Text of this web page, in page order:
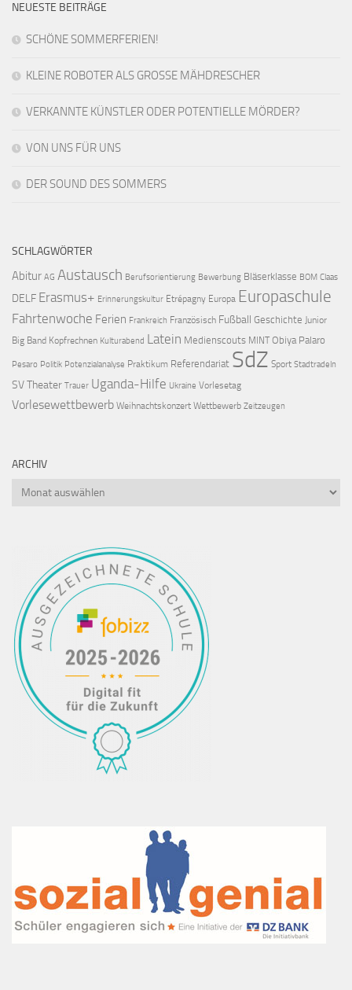
NEUESTE BEITRÄGE
SCHÖNE SOMMERFERIEN!
KLEINE ROBOTER ALS GROSSE MÄHDRESCHER
VERKANNTE KÜNSTLER ODER POTENTIELLE MÖRDER?
VON UNS FÜR UNS
DER SOUND DES SOMMERS
SCHLAGWÖRTER
Abitur AG Austausch Berufsorientierung Bewerbung Bläserklasse BOM Claas
DELF Erasmus+ Erinnerungskultur Etrépagny Europa Europaschule
Fahrtenwoche Ferien Frankreich Französisch Fußball Geschichte Junior
Big Band Kopfrechnen Kulturabend Latein Medienscouts MINT Obiya Palaro
Pesaro Politik Potenzialanalyse Praktikum Referendariat SdZ Sport Stadtradeln
SVTheater Trauer Uganda-Hilfe Ukraine Vorlesetag
Vorlesewettbewerb Weihnachtskonzert Wettbewerb Zeitzeugen
ARCHIV